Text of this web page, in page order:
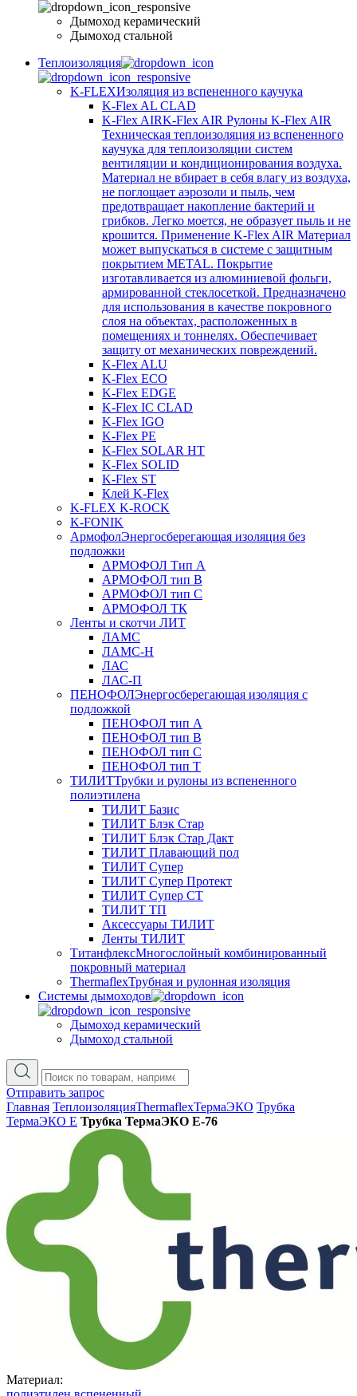
Дымоход керамический
Дымоход стальной
Теплоизоляция
K-FLEXИзоляция из вспененного каучука
K-Flex AL CLAD
K-Flex AIRK-Flex AIR Рулоны K-Flex AIR
Техническая теплоизоляция из вспененного
каучука для теплоизоляции систем
вентиляции и кондиционирования воздуха.
Материал не вбирает в себя влагу из воздуха,
не поглощает аэрозоли и пыль, чем
предотвращает накопление бактерий и
грибков. Легко моется, не образует пыль и не
крошится. Применение K-Flex AIR Материал
может выпускаться в системе c защитным
покрытием METAL. Покрытие
изготавливается из алюминиевой фольги,
армированной стеклосеткой. Предназначено
для использования в качестве покровного
слоя на объектах, расположенных в
помещениях и тоннелях. Обеспечивает
защиту от механических повреждений.
K-Flex ALU
K-Flex ECO
K-Flex EDGE
K-Flex IC CLAD
K-Flex IGO
K-Flex PE
K-Flex SOLAR HT
K-Flex SOLID
K-Flex ST
Клей K-Flex
K-FLEX K-ROCK
K-FONIK
АрмофолЭнергосберегающая изоляция без
подложки
АРМОФОЛ Тип А
АРМОФОЛ тип В
АРМОФОЛ тип C
АРМОФОЛ ТК
Ленты и скотчи ЛИТ
ЛАМС
ЛАМС-Н
ЛАС
ЛАС-П
ПЕНОФОЛЭнергосберегающая изоляция с
подложкой
ПЕНОФОЛ тип А
ПЕНОФОЛ тип B
ПЕНОФОЛ тип C
ПЕНОФОЛ тип T
ТИЛИТТрубки и рулоны из вспененного
полиэтилена
ТИЛИТ Базис
ТИЛИТ Блэк Стар
ТИЛИТ Блэк Стар Дакт
ТИЛИТ Плавающий пол
ТИЛИТ Супер
ТИЛИТ Супер Протект
ТИЛИТ Супер СТ
ТИЛИТ ТП
Аксессуары ТИЛИТ
Ленты ТИЛИТ
ТитанфлексМногослойный комбинированный
покровный материал
ThermaflexТрубная и рулонная изоляция
Cистемы дымоходов
Дымоход керамический
Дымоход стальной
Отправить запрос
Главная ТеплоизоляцияThermaflexТермаЭКО Трубка
ТермаЭКО Е Трубка ТермаЭКО Е-76
Материал: